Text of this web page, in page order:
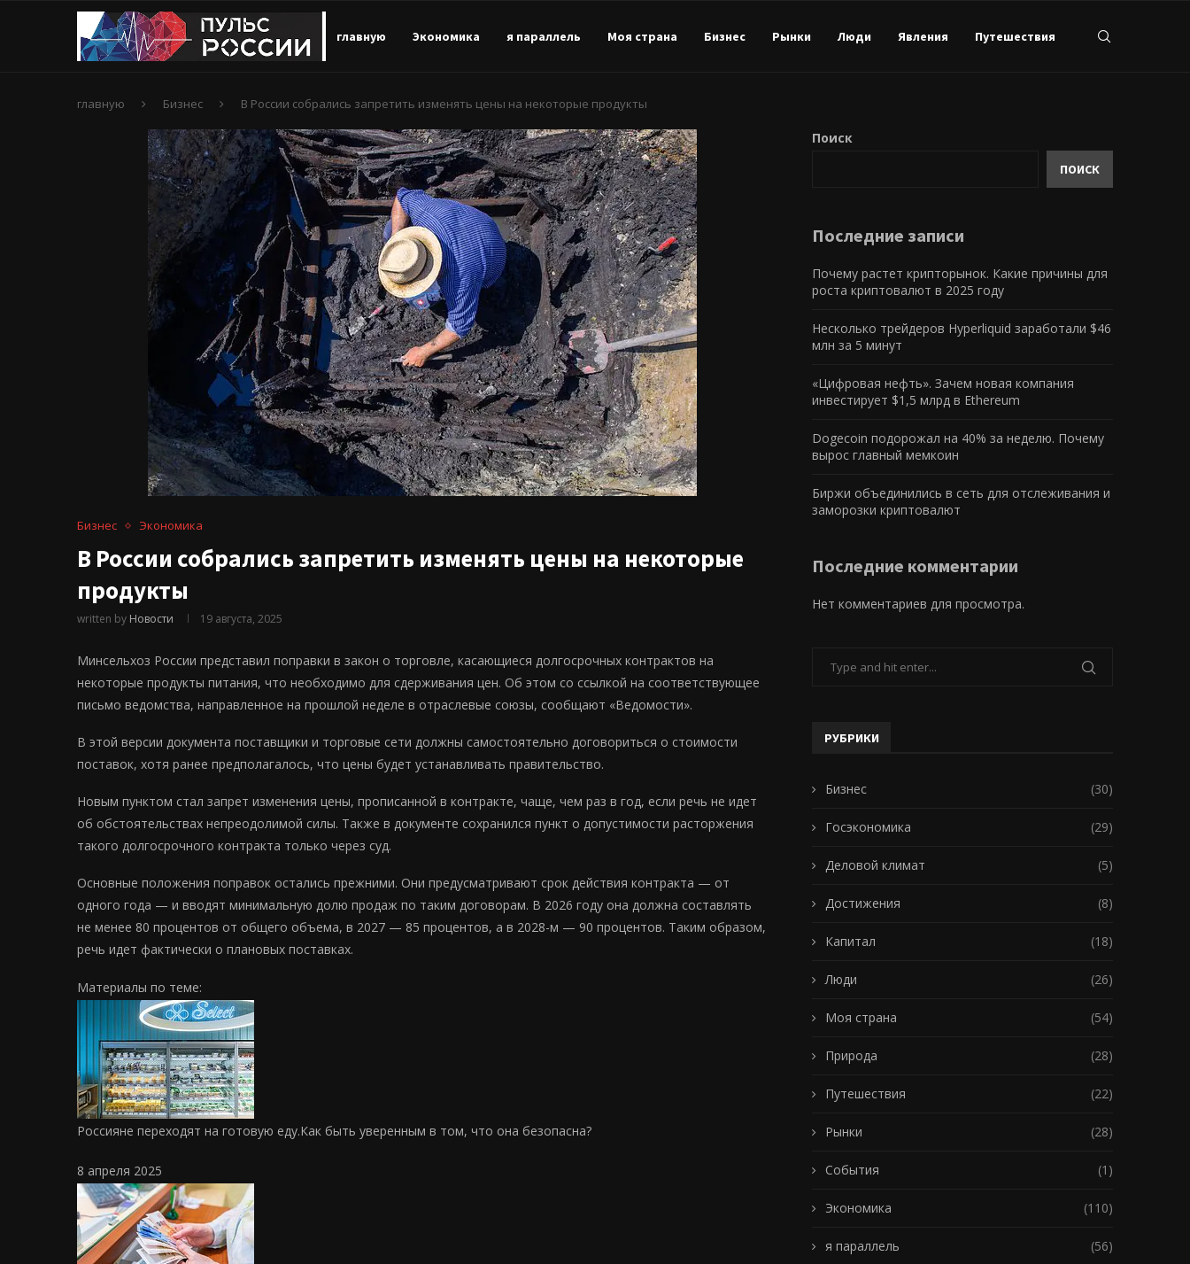
главную Экономика я параллель Моя страна Бизнес Рынки Люди Явления Путешествия
главную Бизнес В России собрались запретить изменять цены на некоторые продукты
Бизнес Экономика
В России собрались запретить изменять цены на некоторые
продукты
written by Новости 19 августа, 2025
Минсельхоз России представил поправки в закон о торговле, касающиеся долгосрочных контрактов на
некоторые продукты питания, что необходимо для сдерживания цен. Об этом со ссылкой на соответствующее
письмо ведомства, направленное на прошлой неделе в отраслевые союзы, сообщают «Ведомости».
В этой версии документа поставщики и торговые сети должны самостоятельно договориться о стоимости
поставок, хотя ранее предполагалось, что цены будет устанавливать правительство.
Новым пунктом стал запрет изменения цены, прописанной в контракте, чаще, чем раз в год, если речь не идет
об обстоятельствах непреодолимой силы. Также в документе сохранился пункт о допустимости расторжения
такого долгосрочного контракта только через суд.
Основные положения поправок остались прежними. Они предусматривают срок действия контракта — от
одного года — и вводят минимальную долю продаж по таким договорам. В 2026 году она должна составлять
не менее 80 процентов от общего объема, в 2027 — 85 процентов, а в 2028-м — 90 процентов. Таким образом,
речь идет фактически о плановых поставках.
Материалы по теме:
Россияне переходят на готовую еду.Как быть уверенным в том, что она безопасна?
8 апреля 2025
Поиск
ПОИСК
Последние записи
Почему растет крипторынок. Какие причины для
роста криптовалют в 2025 году
Несколько трейдеров Hyperliquid заработали $46
млн за 5 минут
«Цифровая нефть». Зачем новая компания
инвестирует $1,5 млрд в Ethereum
Dogecoin подорожал на 40% за неделю. Почему
вырос главный мемкоин
Биржи объединились в сеть для отслеживания и
заморозки криптовалют
Последние комментарии
Нет комментариев для просмотра.
РУБРИКИ
Бизнес (30)
Госэкономика (29)
Деловой климат (5)
Достижения (8)
Капитал (18)
Люди (26)
Моя страна (54)
Природа (28)
Путешествия (22)
Рынки (28)
События (1)
Экономика (110)
я параллель (56)